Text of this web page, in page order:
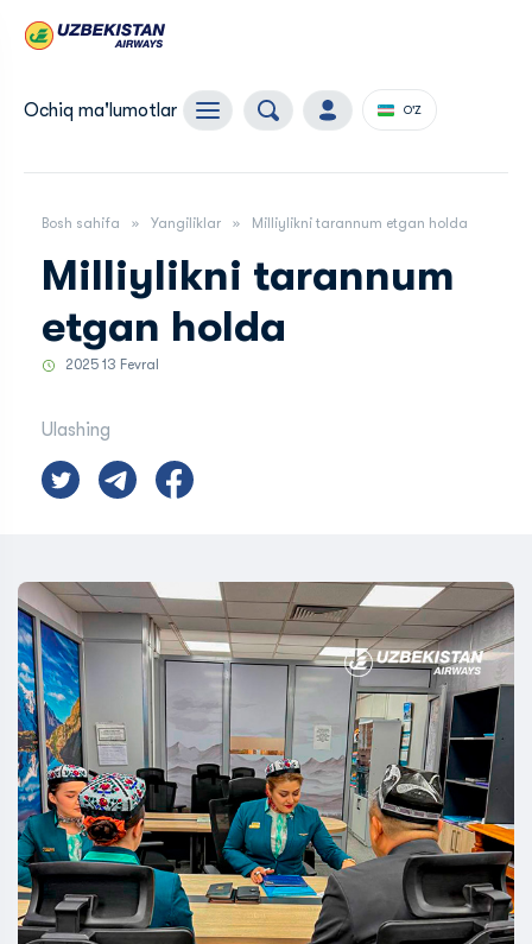
Ochiq ma'lumotlar O'Z
Bosh sahifa Yangiliklar Milliylikni tarannum etgan holda
Milliylikni tarannum
etgan holda
2025 13 Fevral
Ulashing